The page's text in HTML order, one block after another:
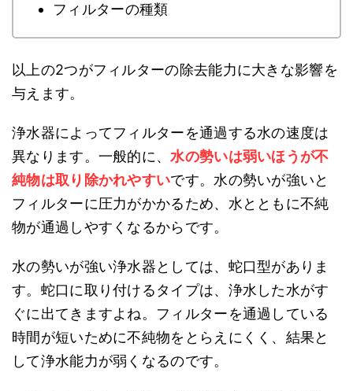
フィルターの種類
以上の2つがフィルターの除去能力に大きな影響を
与えます。
浄水器によってフィルターを通過する水の速度は
異なります。一般的に、 水の勢いは弱いほうが不
純物は取り除かれやすいです。水の勢いが強いと
フィルターに圧力がかかるため、水とともに不純
物が通過しやすくなるからです。
水の勢いが強い浄水器としては、蛇口型がありま
す。蛇口に取り付けるタイプは、浄水した水がす
ぐに出てきますよね。 フィルターを通過している
時間が短いために不純物をとらえにくく、結果と
して浄水能力が弱くなるのです。